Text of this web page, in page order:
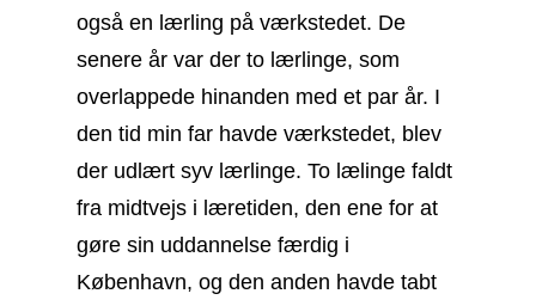
også en lærling på værkstedet. De
senere år var der to lærlinge, som
overlappede hinanden med et par år. I
den tid min far havde værkstedet, blev
der udlært syv lærlinge. To lælinge faldt
fra midtvejs i læretiden, den ene for at
gøre sin uddannelse færdig i
København, og den anden havde tabt